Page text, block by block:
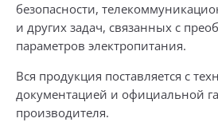
безопасности,
и других задач, связанных с
параметров электропитания.
Вся продукция поставляется с
документацией и официальной
производителя.